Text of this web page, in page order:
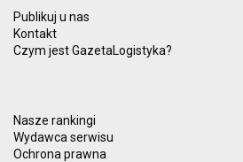
Publikuj u nas
Kontakt
Czym jest GazetaLogistyka?
Nasze rankingi
Wydawca serwisu
Ochrona prawna